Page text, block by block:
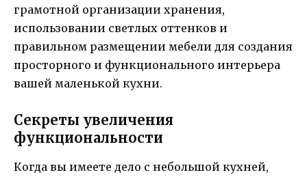
грамотной организации хранения,
использовании светлых оттенков и
правильном размещении мебели для создания
просторного и функционального интерьера
вашей маленькой кухни.
Секреты увеличения
функциональности
Когда вы имеете дело с небольшой кухней,